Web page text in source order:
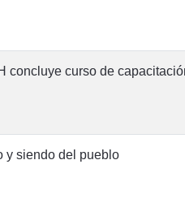
concluye curso de
y siendo del pueblo